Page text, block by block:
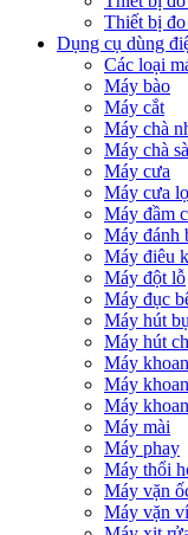
Thiết bị
Dụng cụ dùng
Các loại
Máy bào
Máy cắt
Máy chà
Máy chà
Máy cưa
Máy cưa
Máy đầm
Máy đánh
Máy điêu
Máy đột lỗ
Máy đục
Máy hút
Máy hút
Máy khoan
Máy
Máy
Máy mài
Máy phay
Máy thổi
Máy vặn
Máy vặn